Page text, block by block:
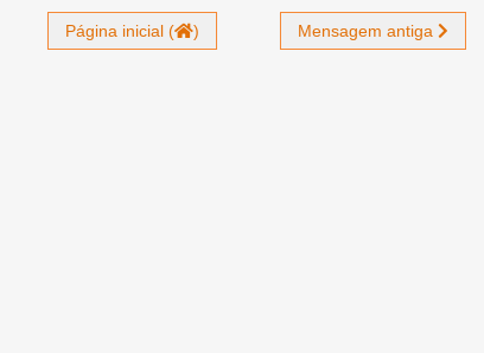
Mensagem antiga
Página inicial ( )